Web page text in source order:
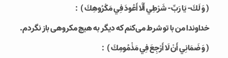
( وَ لَكَ- يَا رَبِّ- شَرْطِي أَلَّا أَعُودَ فِي مَكْرُوهِكَ )：
خداوندا من با تو شرط می‌کنم که دیگر به هیچ مکروهی باز نگردم.
( وَ ضَمَانِي أَنْ لَا أَرْجِعَ فِي مَذْمُومِكَ )：